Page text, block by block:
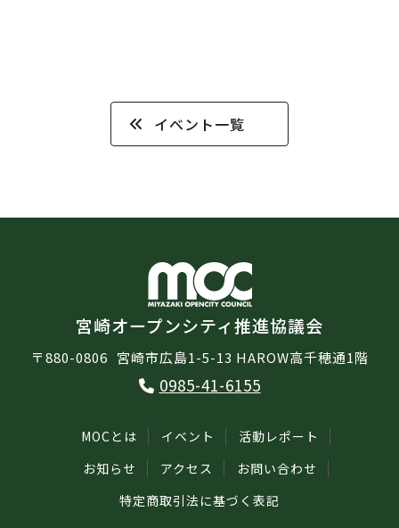
イベント一覧
宮崎オープンシティ推進協議会
〒880-0806 宮崎市広島1-5-13 HAROW高千穂通1階
0985-41-6155
MOCとは イベント
活動レポート
お知らせ
アクセス
お問い合わせ
特定商取引法に基づく表記